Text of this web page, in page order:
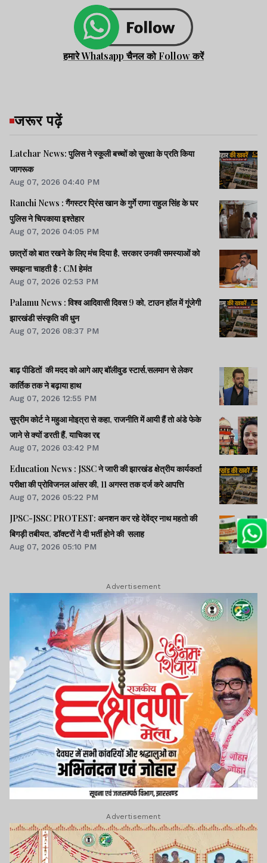
हमारे Whatsapp चैनल को Follow करें
जरूर पढ़ें
Latehar News: पुलिस ने स्कूली बच्चों को सुरक्षा के प्रति किया
जागरूक
Aug 07, 2026 04:40 PM
Ranchi News : गैंगस्टर प्रिंस खान के गुर्गे राणा राहुल सिंह के घर
पुलिस ने चिपकाया इश्तेहार
Aug 07, 2026 04:05 PM
छात्रों को बात रखने के लिए मंच दिया है, सरकार उनकी समस्याओं को
समझना चाहती है : CM हेमंत
Aug 07, 2026 02:53 PM
Palamu News : विश्व आदिवासी दिवस 9 को, टाउन हॉल में गूंजेगी
झारखंडी संस्कृति की धुन
Aug 07, 2026 08:37 PM
बाढ़ पीडितों की मदद को आगे आए बॉलीवुड स्टार्स,सलमान से लेकर
कार्तिक तक ने बढ़ाया हाथ
Aug 07, 2026 12:55 PM
सुप्रीम कोर्ट ने महुआ मोइत्रा से कहा, राजनीति में आयी हैं तो अंडे फेके
जाने से क्यों डरती हैं, याचिका रद्द
Aug 07, 2026 03:42 PM
Education News : JSSC ने जारी की झारखंड क्षेत्रीय कार्यकर्ता
परीक्षा की प्रोविजनल आंसर की, 11 अगस्त तक दर्ज करे आपत्ति
Aug 07, 2026 05:22 PM
JPSC-JSSC PROTEST: अनशन कर रहे देवेंद्र नाथ महतो की
बिगड़ी तबीयत, डॉक्टरों ने दी भर्ती होने की सलाह
Aug 07, 2026 05:10 PM
Advertisement
Advertisement